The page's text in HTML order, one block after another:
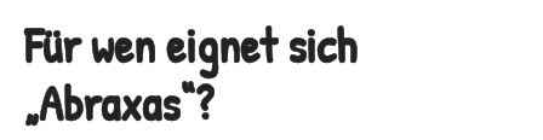
Für wen eignet sich
„Abraxas“?